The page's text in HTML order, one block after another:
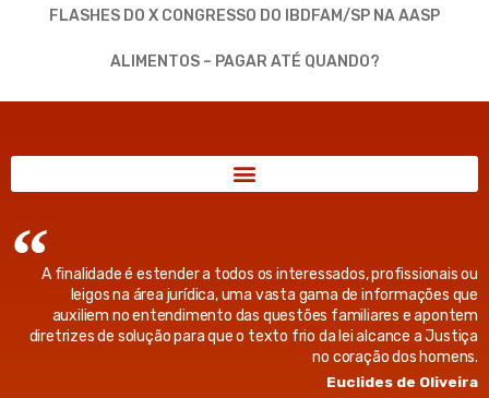
FLASHES DO X CONGRESSO DO IBDFAM/SP NA AASP
ALIMENTOS – PAGAR ATÉ QUANDO?
A finalidade é estender a todos os interessados, profissionais ou
leigos na área jurídica, uma vasta gama de informações que
auxiliem no entendimento das questões familiares e apontem
diretrizes de solução para que o texto frio da lei alcance a Justiça
no coração dos homens.
Euclides de Oliveira